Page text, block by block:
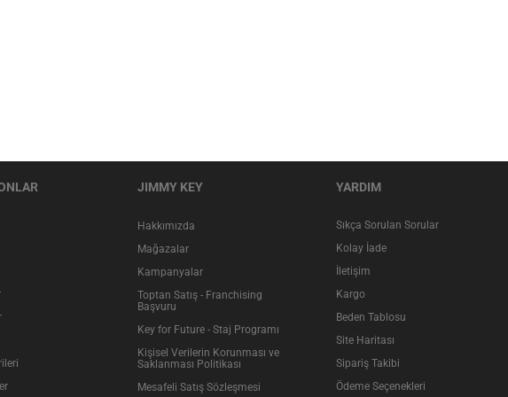
JIMMY KEY
Hakkımızda
Mağazalar
Kampanyalar
Toptan Satış - Franchising
Başvuru
Key for Future - Staj Programı
Kişisel Verilerin Korunması ve
Saklanması Politikası
Mesafeli Satış Sözleşmesi
YARDIM
Sıkça Sorulan Sorular
Kolay İade
İletişim
Kargo
Beden Tablosu
Site Haritası
Sipariş Takibi
Ödeme Seçenekleri